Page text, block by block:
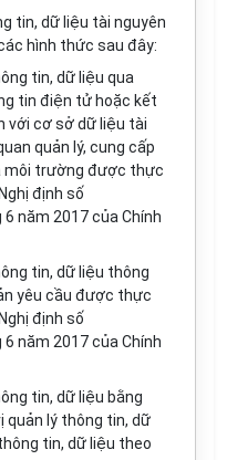
tin, dữ liệu tài nguyên
hình thức sau đây:
tin, dữ liệu qua
tin điện tử hoặc kết
với cơ sở dữ liệu tài
quản lý, cung cấp
môi trường được thực
định số
năm 2017 của Chính
tin, dữ liệu thông
yêu cầu được thực
định số
năm 2017 của Chính
tin, dữ liệu bằng
quản lý thông tin, dữ
tin, dữ liệu theo